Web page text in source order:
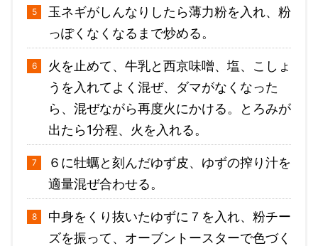
玉ネギがしんなりしたら薄力粉を入れ、粉
っぽくなくなるまで炒める。
火を止めて、牛乳と西京味噌、塩、こしょ
うを入れてよく混ぜ、ダマがなくなった
ら、混ぜながら再度火にかける。とろみが
出たら1分程、火を入れる。
６に牡蠣と刻んだゆず皮、ゆずの搾り汁を
適量混ぜ合わせる。
中身をくり抜いたゆずに７を入れ、粉チー
ズを振って、オーブントースターで色づく